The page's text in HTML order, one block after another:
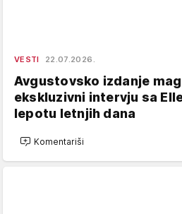
VESTI 22.07.2026.
Avgustovsko izdanje
ekskluzivni intervju sa
lepotu letnjih dana
Komentariši